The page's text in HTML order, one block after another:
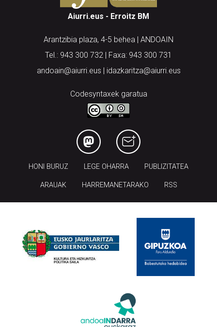
Aiurri.eus - Erroitz BM
Arantzibia plaza, 4-5 behea | ANDOAIN
Tel.: 943 300 732 | Faxa: 943 300 731
andoain@aiurri.eus | idazkaritza@aiurri.eus
Codesyntaxek garatua
HONI BURUZ LEGE OHARRA PUBLIZITATEA
ARAUAK HARREMANETARAKO RSS